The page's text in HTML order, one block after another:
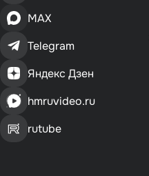
MAX
Telegram
Яндекс Дзен
hmruvideo.ru
rutube